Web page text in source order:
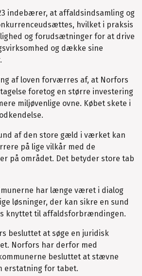
indebærer, at affaldsindsamling og
hvilket i praksis
og forudsætninger for at drive
og dække sine
af loven forværres af, at Norfors
foretog en større investering
miljøvenlige ovne. Købet skete i
af den store gæld i værket kan
på lige vilkår med de
på området. Det betyder store tab
har længe været i dialog
løsninger, der kan sikre en sund
knyttet til affaldsforbrændingen.
besluttet at søge en juridisk
Norfors har derfor med
besluttet at stævne
erstatning for tabet.